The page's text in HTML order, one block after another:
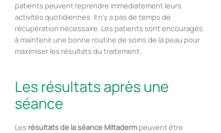
patients peuvent reprendre immédiatement leurs
activités quotidiennes. Il n’y a pas de temps de
récupération nécessaire. Les patients sont encouragés
à maintenir une bonne routine de soins de la peau pour
maximiser les résultats du traitement.
Les résultats après une
séance
Les résultats de la séance Miltaderm peuvent être